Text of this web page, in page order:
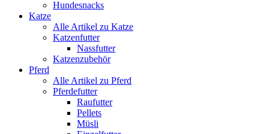
Hundesnacks
Katze
Alle Artikel zu Katze
Katzenfutter
Nassfutter
Katzenzubehör
Pferd
Alle Artikel zu Pferd
Pferdefutter
Raufutter
Pellets
Müsli